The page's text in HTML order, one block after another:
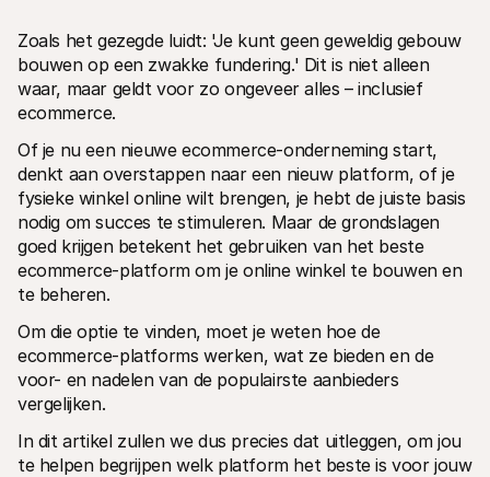
Technische documentatie
Portaal voor developers
Ontdek documentatie en updates voor developers
Libraries
Integreer Mollie met kant-en-klare pakketten
Discord community
Word lid van onze developer community Blij
Over Mollie
Prijzen
Bekijk onze tarieven
Over ons
Maak kennis met ons verhaal en
onze waarden
Nieuws
Het laatste nieuws over Mollie
Vacatures
Kom werken bij Mollie. Ontdek de
vacatures!
Zoals het gezegde luidt: 'Je kunt geen geweldig gebouw
bouwen op een zwakke fundering.' Dit is niet alleen
waar, maar geldt voor zo ongeveer alles – inclusief
ecommerce.
Of je nu een nieuwe ecommerce-onderneming start,
denkt aan overstappen naar een nieuw platform, of je
fysieke winkel online wilt brengen, je hebt de juiste basis
nodig om succes te stimuleren. Maar de grondslagen
goed krijgen betekent het gebruiken van het beste
ecommerce-platform om je online winkel te bouwen en
te beheren.
Om die optie te vinden, moet je weten hoe de
ecommerce-platforms werken, wat ze bieden en de
voor- en nadelen van de populairste aanbieders
vergelijken.
In dit artikel zullen we dus precies dat uitleggen, om jou
te helpen begrijpen welk platform het beste is voor jouw